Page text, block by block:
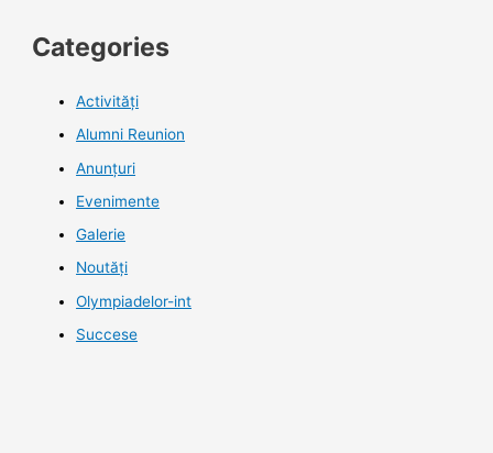
Categories
Activități
Alumni Reunion
Anunțuri
Evenimente
Galerie
Noutăţi
Olympiadelor-int
Succese